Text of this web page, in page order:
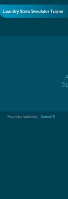
Laundry Store Simulator Trainer
Freundschaftslink: GamePP